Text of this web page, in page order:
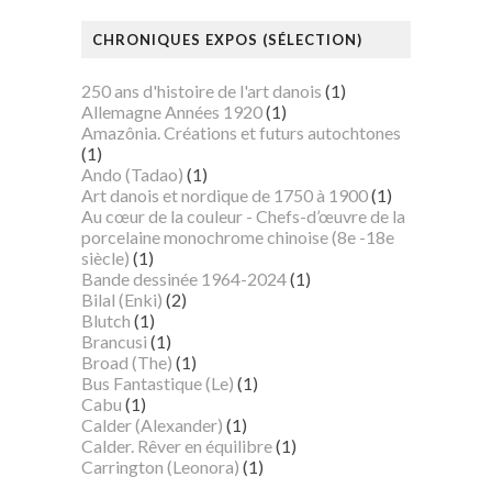
CHRONIQUES EXPOS (SÉLECTION)
250 ans d'histoire de l'art danois (1)
Allemagne Années 1920(1)
Amazônia. Créations et futurs autochtones
(1)
Ando (Tadao) (1)
Art danois et nordique de 1750 à 1900(1)
Au cœur de la couleur - Chefs-d’œuvre de la
porcelaine monochrome chinoise (8e -18e
siècle) (1)
Bande dessinée 1964-2024(1)
Bilal (Enki) (2)
Blutch (1)
Brancusi (1)
Broad (The) (1)
Bus Fantastique (Le) (1)
Cabu (1)
Calder (Alexander) (1)
Calder. Rêver en équilibre(1)
Carrington (Leonora) (1)